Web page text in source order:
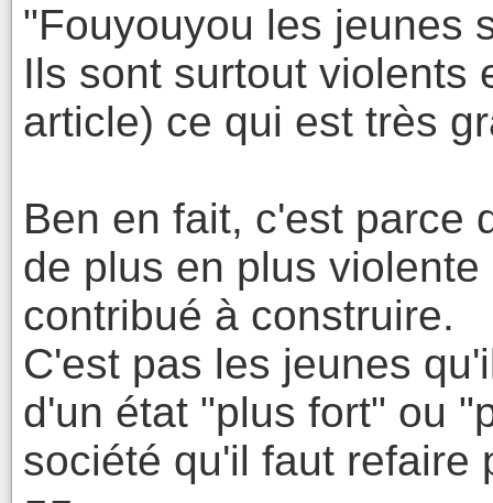
"Fouyouyou les jeunes
Ils sont surtout violents
article) ce qui est très
Ben en fait, c'est parce
de plus en plus
contribué à construire.
C'est pas les jeunes
d'un état "plus fort" ou
société qu'il faut refaire